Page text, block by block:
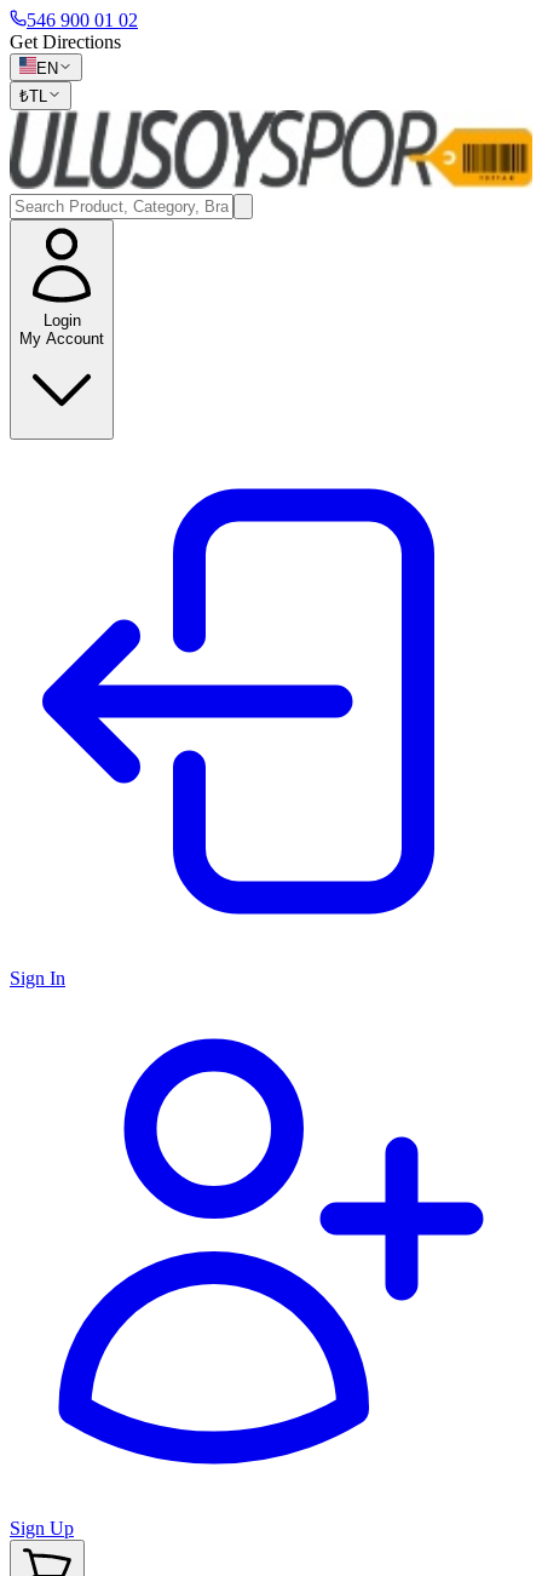
546 900 01 02
Get Directions
EN
₺TL
Login
My Account
Sign In
Sign Up